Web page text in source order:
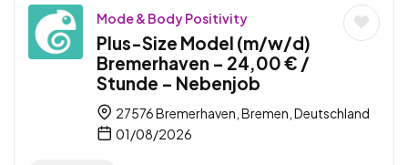
Mode & Body Positivity
Plus-Size Model (m/w/d)
Bremerhaven – 24,00 € /
Stunde – Nebenjob
27576 Bremerhaven, Bremen, Deutschland
01/08/2026